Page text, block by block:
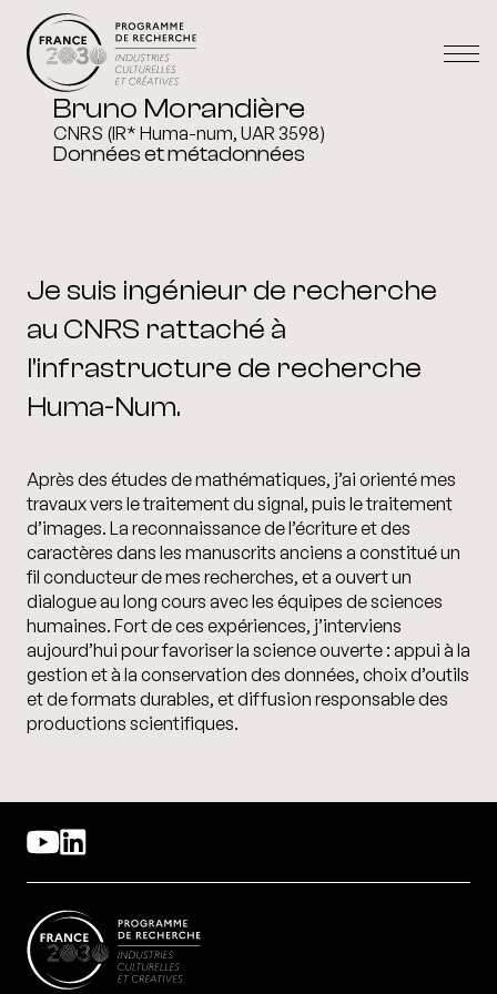
Bruno Morandière
CNRS (IR* Huma-num, UAR 3598)
Données et métadonnées
Je suis ingénieur de recherche
au CNRS rattaché à
l'infrastructure de recherche
Huma-Num.
Après des études de mathématiques, j’ai orienté mes
travaux vers le traitement du signal, puis le traitement
d’images. La reconnaissance de l’écriture et des
caractères dans les manuscrits anciens a constitué un
fil conducteur de mes recherches, et a ouvert un
dialogue au long cours avec les équipes de sciences
humaines. Fort de ces expériences, j’interviens
aujourd’hui pour favoriser la science ouverte : appui à la
gestion et à la conservation des données, choix d’outils
et de formats durables, et diffusion responsable des
productions scientifiques.